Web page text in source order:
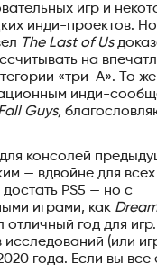
игр и
инди-проектов.
The Last of Us
на
«три-А». То
инди-
Guys,
консолей
— вдвойне для
PS5 — но с
играми, как
отличный год для
(или
года. Если вы